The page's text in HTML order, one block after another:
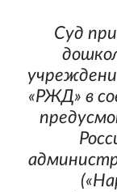
Суд
«РЖД» в